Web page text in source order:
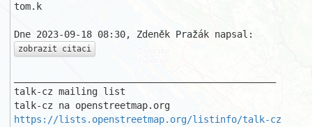
tom.k
zobrazit citaci
talk-cz mailing list
https://lists.openstreetmap.org/listinfo/talk-cz